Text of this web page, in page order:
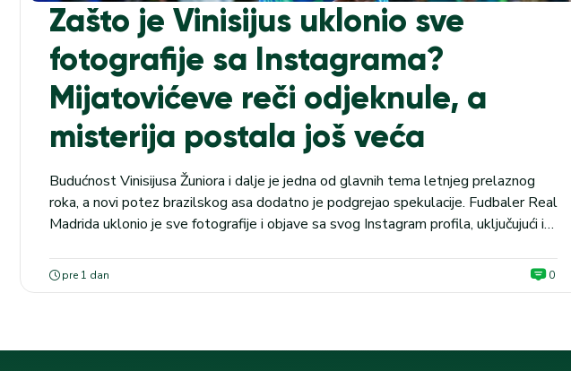
Zašto je Vinisijus uklonio sve
fotografije sa Instagrama?
Mijatovićeve reči odjeknule, a
misterija postala još veća
Budućnost Vinisijusa Žuniora i dalje je jedna od glavnih tema letnjeg prelaznog
roka, a novi potez brazilskog asa dodatno je podgrejao spekulacije. Fudbaler Real
Madrida uklonio je sve fotografije i objave sa svog Instagram profila, uključujući i
objašnjenje za takvu odluku nije dao. Ovaj potez...
pre 1 dan 0